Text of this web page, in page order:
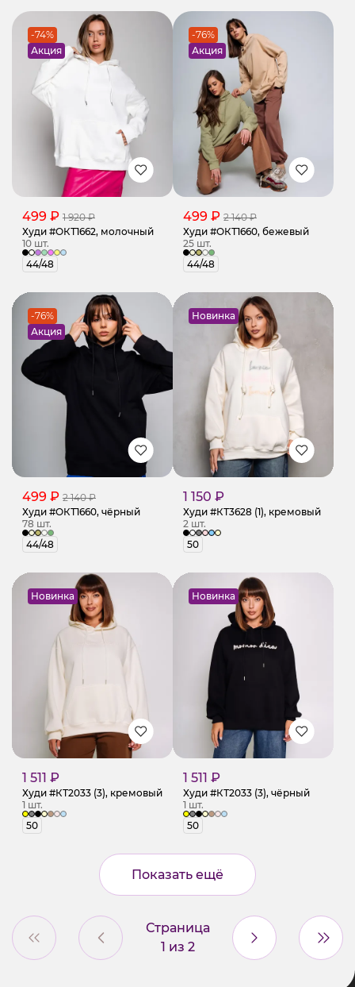
-74%
Акция
499 ₽ 1 920 ₽
Худи #ОКТ1662, молочный
10 шт.
44/48
-76%
Акция
499 ₽ 2 140 ₽
Худи #ОКТ1660, бежевый
25 шт.
44/48
-76%
Акция
499 ₽ 2 140 ₽
Худи #ОКТ1660, чёрный
78 шт.
44/48
Новинка
1 150 ₽
Худи #КТ3628 (1), кремовый
2 шт.
50
Новинка
1 511 ₽
Худи #КТ2033 (3), кремовый
1 шт.
50
Новинка
1 511 ₽
Худи #КТ2033 (3), чёрный
1 шт.
50
Показать ещё
Страница
1 из 2